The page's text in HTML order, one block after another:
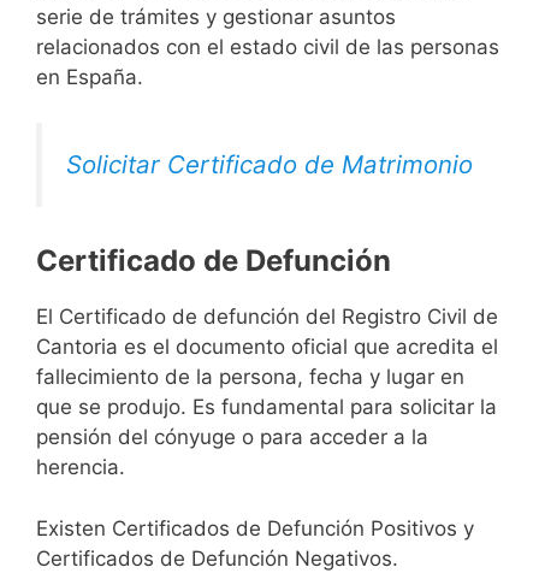
serie de trámites y gestionar asuntos
relacionados con el estado civil de las personas
en España.
Solicitar Certificado de Matrimonio
Certificado de Defunción
El Certificado de defunción del Registro Civil de
Cantoria es el documento oficial que acredita el
fallecimiento de la persona, fecha y lugar en
que se produjo. Es fundamental para solicitar la
pensión del cónyuge o para acceder a la
herencia.
Existen Certificados de Defunción Positivos y
Certificados de Defunción Negativos.